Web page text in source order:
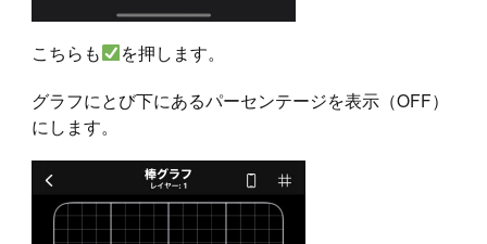
こちらも
を押します。
グラフにとび下にあるパーセンテージを表示（OFF）
にします。